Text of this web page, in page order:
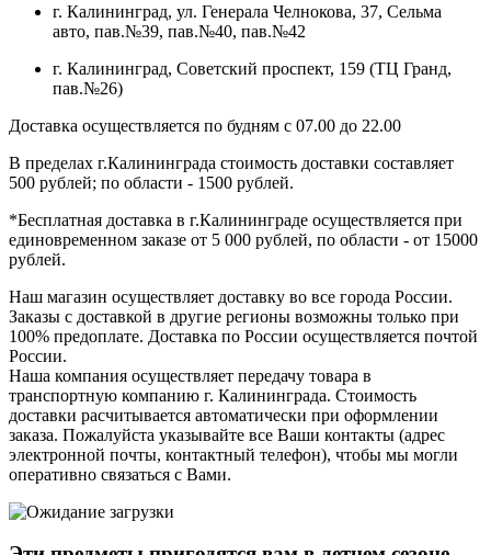
г. Калининград, ул. Генерала Челнокова, 37, Сельма
авто, пав.№39, пав.№40, пав.№42
г. Калининград, Советский проспект, 159 (ТЦ Гранд,
пав.№26)
Доставка осуществляется по будням с 07.00 до 22.00
В пределах г.Калининграда стоимость доставки составляет
500 рублей; по области - 1500 рублей.
*Бесплатная доставка в г.Калининграде осуществляется при
единовременном заказе от 5 000 рублей, по области - от 15000
рублей.
Наш магазин осуществляет доставку во все города России.
Заказы с доставкой в другие регионы возможны только при
100% предоплате. Доставка по России осуществляется почтой
России.
Наша компания осуществляет передачу товара в
транспортную компанию г. Калининграда. Стоимость
доставки расчитывается автоматически при оформлении
заказа. Пожалуйста указывайте все Ваши контакты (адрес
электронной почты, контактный телефон), чтобы мы могли
оперативно связаться с Вами.